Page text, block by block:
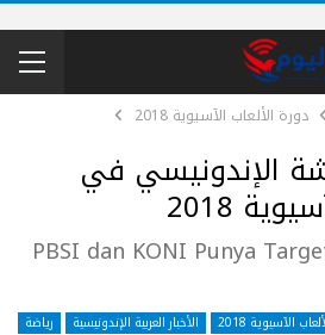
دورة الألعاب الآسيوية 2018
الإندونيسي في
2018
PBSI dan KONI Punya
الآسيوية 2018 الأخبار العربية الإندونيسية رياضة